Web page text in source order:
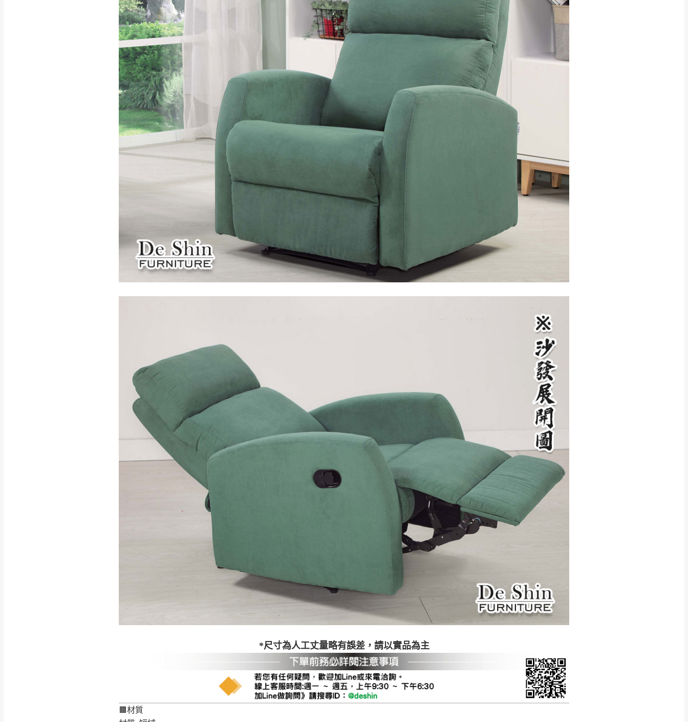
*尺寸為人工丈量略有誤差，請以實品為主
🟧材質
＊A108產品另收運費
無
雙溪、貢寮、烏來、平溪、九份、石
門、林口 下福里、新店山區、三峽山區、
石碇、坪林、福隆、淡水山區、北投湖山
路、深坑山區
$ 9,000以上：免運費
$ 9,000以下：NT$500元
基隆山區
卓蘭鎮、三灣、通霄山區、西湖、泰安
鄉、大湖鄉、頭屋、獅潭鄉
配送天數：5~14天
到貨時間：指定送貨日當天以電話聯絡確認
台北市、新北市地區固定每周(三)、(日)兩天收送貨
暫無配送地區：彰化、南投、雲林、嘉義、台南、高雄、屏東、宜蘭、 花蓮、台東、金門、馬祖、澎湖地區
。
。
其它注意事項
本司貨車運送如因路況不佳、天候惡劣、過於偏遠之山區內等，或收貨地點搬運過於困難等因素，導致無法順利配送，
本公司除了盡最大努力完成配送外，視狀況保有出貨的權利。
保護物流人員的工作安全，賣家無提供吊掛服務，若需以吊車或其他的吊掛方式吊運，費用將由買方自行支付。
因大型傢俱有組裝、配送的問題，並非一般快速到貨商品，無法指定特定時間送達，司機當天到貨前皆會再與您通知，
讓您不用整天在家等貨，以免浪費你的寶貴時間。
如遇自然災害、政府宣布之災害警報等不可抗力情事，而危及運送人員輸送之安全，本司得視狀況延後或停止運送服
百貨公司配送暫無法配合開店前、閉店後時段，並送至百貨公司卸貨區為限，恕無法送至指定樓面。
《 如遇百貨周年慶
期間，恕暫停百貨公司相關運送 》
無回收家具服務，若需回收家俱可聯絡當地請清潔隊回收,免付費清運專線：0800-085-717
苗栗至基隆；其它地區暫不開放，如因特殊地型限制(山區、鄉、鎮、村)、樓梯太小、無法搬運上樓等因
素，導致無法配送，
本公司保有出貨的權利。
保護物流人員的工作安全，賣家無提供吊掛服務，若需以吊車或其他的吊掛方式吊運，費用將由買方自
行支付。
因大型傢俱有組裝、配送的問題，並非一般快速到貨商品，無法指定特定時間送達，司機當天到貨前皆
會再與您通知，讓你不用整天在家等貨，以節省您的寶貴時間。
由於百貨公司配送較為不易，故暫無法配送至百貨公司內部。
發票寄送：
若您選擇三聯式或索取兩聯式發票，發票將於商品完成出貨15個工作天另行寄出，另外約加上2~7個工作天內
送達，如遇國定假日將順延寄送。
若收到不良品，請於到貨日起七日內通知本公司客服人員，我們將為您更換新品，運費皆由本站負責，
所有退回及換貨之商品必須是全新狀態且完整包裝，床墊、床包、枕頭類產品需為未拆封狀態(請保持商
由於透過電腦螢幕選購商品，可能會因個人電腦螢幕的設定色差或解析度等因素， 與實際商品的顏色、
質感稍有不同，如因此而需退換貨，
，請您訂購前詳加確認。(包含商品尺寸
是否合適)。
訂購前請確認商品尺寸，大型物件因為人工丈量，難免會有些許誤差值(約正負0.5CM) 詳細尺寸以實品
為主。
非因本公司問題而需退換貨，請於收到貨7日內通知客服人員(Line@ ID：@dershin)，並須保持商品全新
本公司部份商品無維修服務，超過7日鑑賞期，商品使用年限，因客人使用習慣、居家環境不同。若屬人
為因素導致商品損壞、零件短缺，則維修、搬運費用，需由消費者自行吸收(另事先與消費者報價，消費
者同意將會進行維修)。
到貨7日內為鑑賞期(注意:鑑賞期非試用期)，若非商品品質瑕疵問題於鑑賞期內退貨之情形，我們需酌收
如欲放置營業場所及公開場合之商品則無享有商品一年保固之服務。
訂單成立 交易恕不殺價，商品均已最低價格售出
，且在特定時日會給予折扣，
請密切注意。
日內若未接獲您的匯款或轉帳通知，商品將不予保留(訂單自動取消)。
無回收家具服務，若需回收家具可聯絡當地請清潔隊回收,免付費清運專線：0800-085-717。